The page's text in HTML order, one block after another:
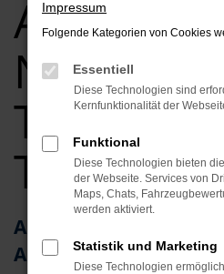
Audi A5
Nürnberg
Top
Audi A5
Alternative für
Impressum
Folgende Kategorien von Cookies
Essentiell
Diese Technologien sind
Kernfunktionalität der
Funktional
Diese Technologien bieten
der Webseite. Services von
Maps, Chats,
werden aktiviert.
Statistik und Marketing
Diese Technologien